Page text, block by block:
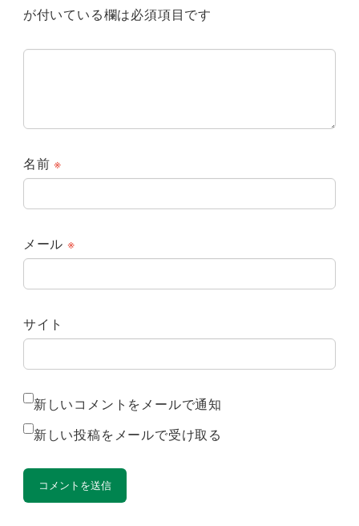
が付いている欄は必須項目です
名前※
メール ※
サイト
新しいコメントをメールで通知
新しい投稿をメールで受け取る